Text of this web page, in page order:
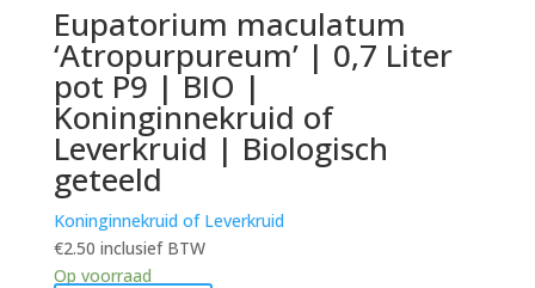
Eupatorium maculatum
‘Atropurpureum’ | 0,7 Liter
pot P9 | BIO |
Koninginnekruid of
Leverkruid | Biologisch
geteeld
Koninginnekruid of Leverkruid
€2.50 inclusief BTW
Op voorraad